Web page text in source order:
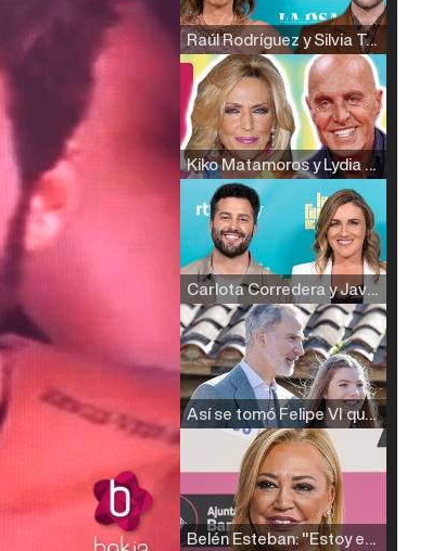
Raúl Rodríguez y Silvia Taulés nos cuentan su papel en 'La familia de la tele'
Kiko Matamoros y Lydia Lozano: "Nuestro público es de todas las edades y RTVE tiene un público muy pegado a las novelas, al que tenemos que captar"
Carlota Corredera y Javier de Hoyos: "La tele tiene que representar al público también y aquí están todos los perfiles posibles&quo;
Así se tomó Felipe VI que la Infanta Sofía no quisiera recibir formación militar
Belén Esteban: "Estoy emocionada, muy contenta y muy feliz por llegar a RTVE"